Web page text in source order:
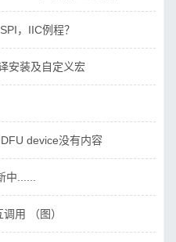
，IIC例程？
安装及自定义宏
device没有内容
......
用 （图）